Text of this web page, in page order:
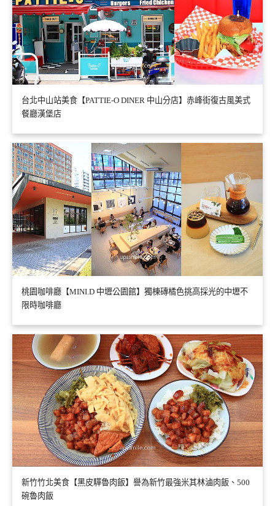
台北中山站美食【PATTIE-O DINER 中山分店】赤峰街復古風美式
餐廳漢堡店
桃園咖啡廳【MINI.D 中壢公園館】獨棟磚橘色挑高採光的中壢不
限時咖啡廳
新竹竹北美食【黑皮驊魯肉飯】譽為新竹最強米其林滷肉飯、500
碗魯肉飯